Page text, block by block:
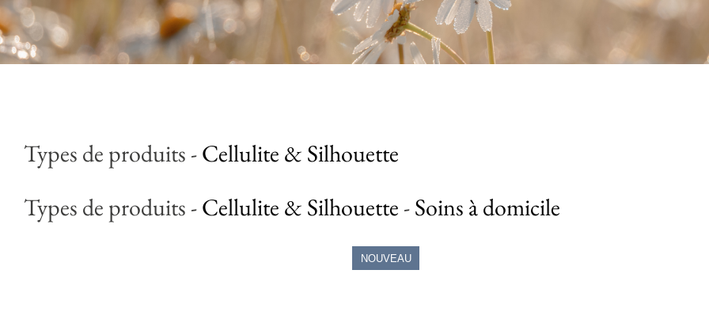
Types de produits -Cellulite & Silhouette
Types de produits -Cellulite & Silhouette -Soins à domicile
NOUVEAU